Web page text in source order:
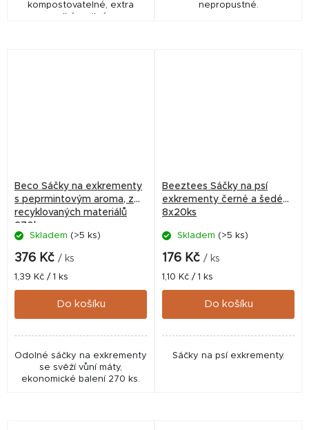
kompostovatelné, extra
nepropustné.
Beco Sáčky na exkrementy
s peprmintovým aroma, z
recyklovaných materiálů
270ks
Skladem (>5 ks)
376 Kč / ks
Měrná
cena:
1,39 Kč / 1 ks
Do košíku
Odolné sáčky na exkrementy
se svěží vůní máty,
ekonomické balení 270 ks.
Beeztees Sáčky na psí
exkrementy černé a šedé
8x20ks
Skladem (>5 ks)
176 Kč / ks
Měrná
cena:
1,10 Kč / 1 ks
Do košíku
Sáčky na psí exkrementy.